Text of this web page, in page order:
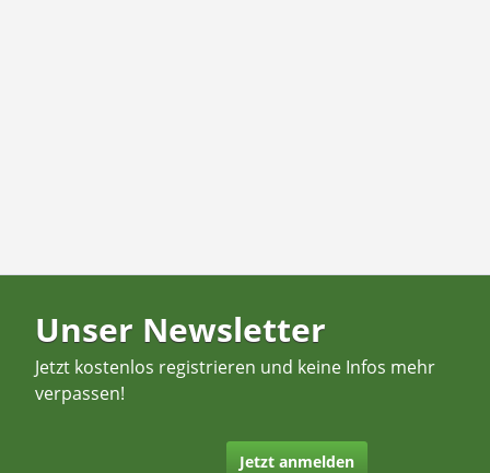
Unser Newsletter
Jetzt kostenlos registrieren und keine Infos mehr
verpassen!
Jetzt anmelden